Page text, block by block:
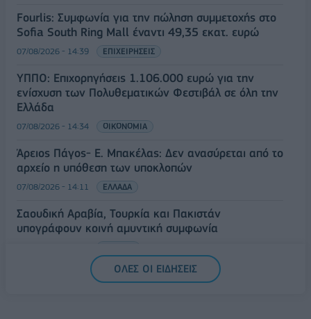
Fourlis: Συμφωνία για την πώληση συμμετοχής στο
Sofia South Ring Mall έναντι 49,35 εκατ. ευρώ
07/08/2026 - 14:39 ΕΠΙΧΕΙΡΗΣΕΙΣ
ΥΠΠΟ: Επιχορηγήσεις 1.106.000 ευρώ για την
ενίσχυση των Πολυθεματικών Φεστιβάλ σε όλη την
Ελλάδα
07/08/2026 - 14:34 ΟΙΚΟΝΟΜΙΑ
Άρειος Πάγος- Ε. Μπακέλας: Δεν ανασύρεται από το
αρχείο η υπόθεση των υποκλοπών
07/08/2026 - 14:11 ΕΛΛΑΔΑ
Σαουδική Αραβία, Τουρκία και Πακιστάν
υπογράφουν κοινή αμυντική συμφωνία
ΟΛΕΣ ΟΙ ΕΙΔΗΣΕΙΣ